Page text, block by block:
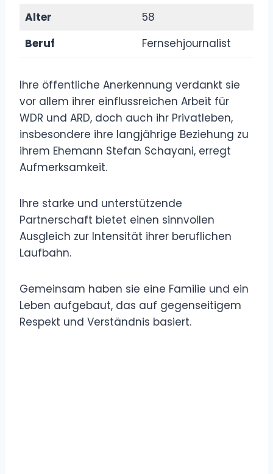
Alter
58
Beruf
Fernsehjournalist
Ihre öffentliche Anerkennung verdankt sie
vor allem ihrer einflussreichen Arbeit für
WDR und ARD, doch auch ihr Privatleben,
insbesondere ihre langjährige Beziehung zu
ihrem Ehemann Stefan Schayani, erregt
Aufmerksamkeit.
Ihre starke und unterstützende
Partnerschaft bietet einen sinnvollen
Ausgleich zur Intensität ihrer beruflichen
Laufbahn.
Gemeinsam haben sie eine Familie und ein
Leben aufgebaut, das auf gegenseitigem
Respekt und Verständnis basiert.